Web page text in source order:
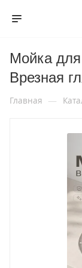
Мойка
Врезная
Главная —